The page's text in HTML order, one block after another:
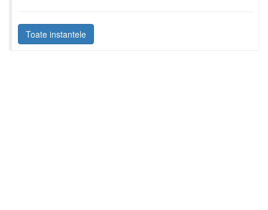
Toate instantele